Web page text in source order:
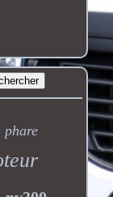
phare